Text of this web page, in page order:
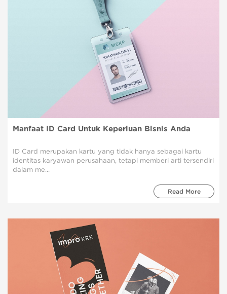
Manfaat ID Card Untuk Keperluan Bisnis Anda
ID Card merupakan kartu yang tidak hanya sebagai kartu
identitas karyawan perusahaan, tetapi memberi arti tersendiri
dalam me...
Read More